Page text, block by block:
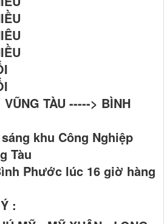
TÀU -----> BÌNH
khu Công Nghiệp
Tàu
Phước lúc 16 giờ hàng
: